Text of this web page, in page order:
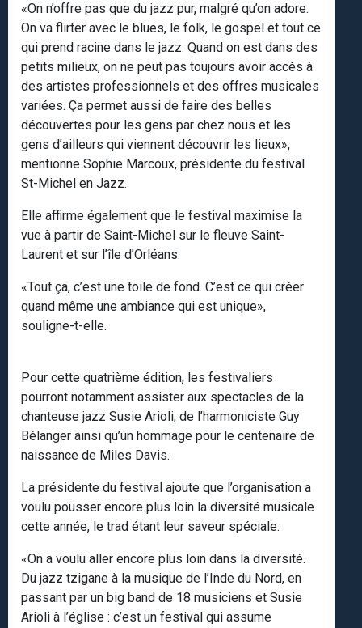
«On n’offre pas que du jazz pur, malgré qu’on adore.
On va flirter avec le blues, le folk, le gospel et tout ce
qui prend racine dans le jazz. Quand on est dans des
petits milieux, on ne peut pas toujours avoir accès à
des artistes professionnels et des offres musicales
variées. Ça permet aussi de faire des belles
découvertes pour les gens par chez nous et les
gens d’ailleurs qui viennent découvrir les lieux»,
mentionne Sophie Marcoux, présidente du festival
St-Michel en Jazz.
Elle affirme également que le festival maximise la
vue à partir de Saint-Michel sur le fleuve Saint-
Laurent et sur l’île d’Orléans.
«Tout ça, c’est une toile de fond. C’est ce qui créer
quand même une ambiance qui est unique»,
souligne-t-elle.
Pour cette quatrième édition, les festivaliers
pourront notamment assister aux spectacles de la
chanteuse jazz Susie Arioli, de l’harmoniciste Guy
Bélanger ainsi qu’un hommage pour le centenaire de
naissance de Miles Davis.
La présidente du festival ajoute que l’organisation a
voulu pousser encore plus loin la diversité musicale
cette année, le trad étant leur saveur spéciale.
«On a voulu aller encore plus loin dans la diversité.
Du jazz tzigane à la musique de l’Inde du Nord, en
passant par un big band de 18 musiciens et Susie
Arioli à l’église : c’est un festival qui assume